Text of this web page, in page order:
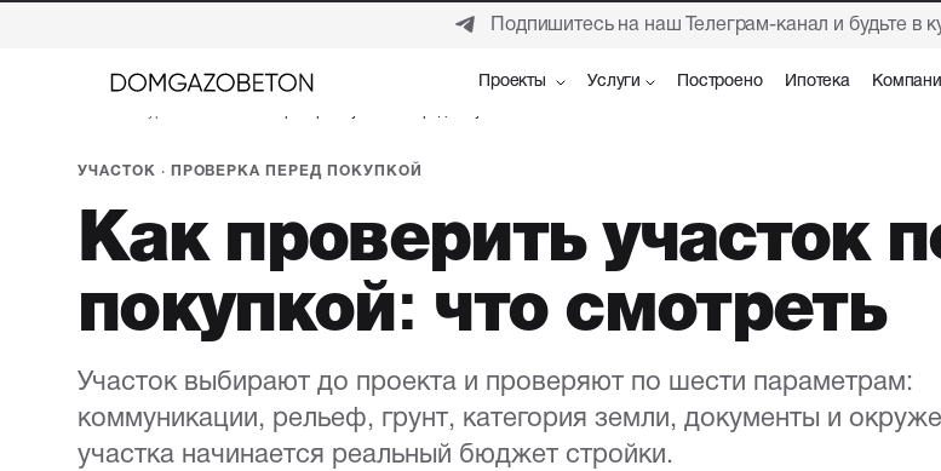
Подпишитесь на наш Телеграм-канал и будьте в
Проекты
Проекты Услуги
Услуги Построено
Построено Ипотека
Ипотека
УЧАСТОК · ПРОВЕРКА ПЕРЕД ПОКУПКОЙ
Как проверить участок
покупкой: что смотреть
Участок выбирают до проекта и проверяют по шести параметрам:
коммуникации, рельеф, грунт, категория земли, документы и
участка начинается реальный бюджет стройки.